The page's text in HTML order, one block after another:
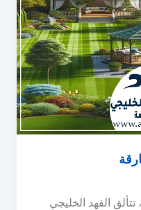
تتألق الفهد الخليجي